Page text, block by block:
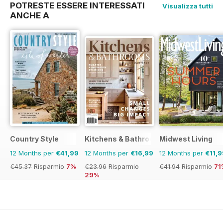
POTRESTE ESSERE INTERESSATI
ANCHE A
Visualizza tutti
Country Style
12 Months per €41,99
€45.37 Risparmio 7%
Kitchens & Bathrooms Quarterly
12 Months per €16,99
€23.96 Risparmio
29%
Midwest Living
12 Months per
€41.94 Risparmio